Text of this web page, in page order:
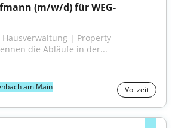
(m/w/d) für WEG-
Hausverwaltung | Property
die Abläufe in der...
am Main Vollzeit